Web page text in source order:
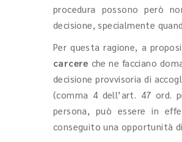
procedura possono però
decisione, specialmente
Per questa ragione, a
carcere che ne facciano
decisione provvisoria di
(comma 4 dell’art. 47 ord.
persona, può essere in
conseguito una opportunità